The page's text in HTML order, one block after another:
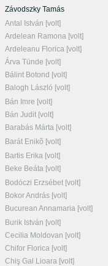
Závodszky Tamás
Antal István [volt]
Ardelean Ramona [volt]
Ardeleanu Florica [volt]
Árva Tünde [volt]
Bálint Botond [volt]
Balogh László [volt]
Bán Imre [volt]
Bán Judit [volt]
Barabás Márta [volt]
Barát Enikõ [volt]
Bartis Erika [volt]
Beke Beáta [volt]
Bodóczi Erzsébet [volt]
Bokor András [volt]
Bucurean Annamaria [volt]
Burik István [volt]
Cecilia Moldovan [volt]
Chifor Florica [volt]
Chiş Gal Lioara [volt]